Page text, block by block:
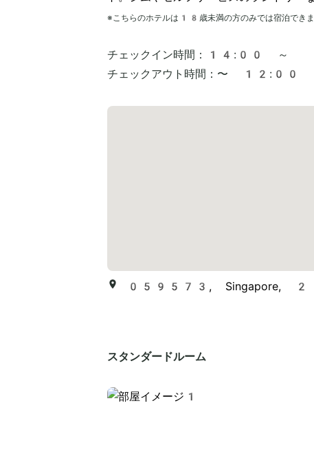
※こちらのホテルは 18 歳未満の方のみでは宿泊できま
チェックイン時間：
14:00 ～
チェックアウト時間： 〜 12:00
059573, Singapore, 2
スタンダードルーム